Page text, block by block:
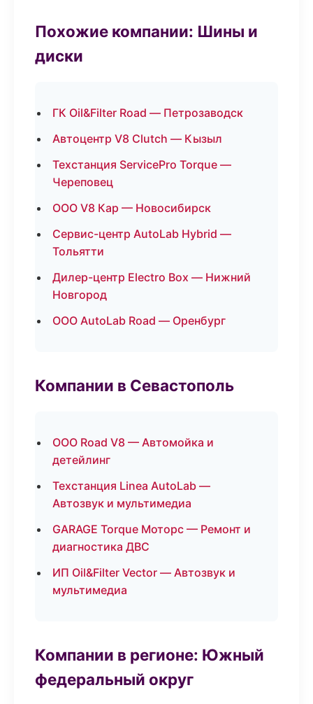
Похожие компании: Шины и
диски
ГК Oil&Filter Road — Петрозаводск
Автоцентр V8 Clutch — Кызыл
Техстанция ServicePro Torque —
Череповец
ООО V8 Кар — Новосибирск
Сервис-центр AutoLab Hybrid —
Тольятти
Дилер-центр Electro Box — Нижний
Новгород
ООО AutoLab Road — Оренбург
Компании в Севастополь
ООО Road V8 — Автомойка и
детейлинг
Техстанция Linea AutoLab —
Автозвук и мультимедиа
GARAGE Torque Моторс — Ремонт и
диагностика ДВС
ИП Oil&Filter Vector — Автозвук и
мультимедиа
Компании в регионе: Южный
федеральный округ